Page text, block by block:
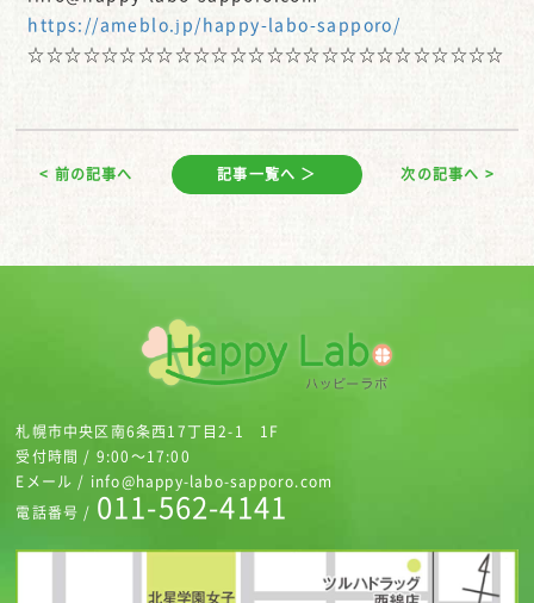
https://ameblo.jp/happy-labo-sapporo/
☆☆☆☆☆☆☆☆☆☆☆☆☆☆☆☆☆☆☆☆☆☆☆☆☆☆
< 前の記事へ 記事一覧へ ＞ 次の記事へ >
札幌市中央区南6条西17丁目2-1 1F
受付時間 / 9:00～17:00
Eメール / info@happy-labo-sapporo.com
電話番号 / 011-562-4141